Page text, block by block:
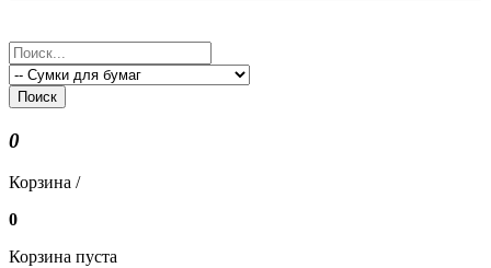
Поиск
0
Корзина /
0
Корзина пуста